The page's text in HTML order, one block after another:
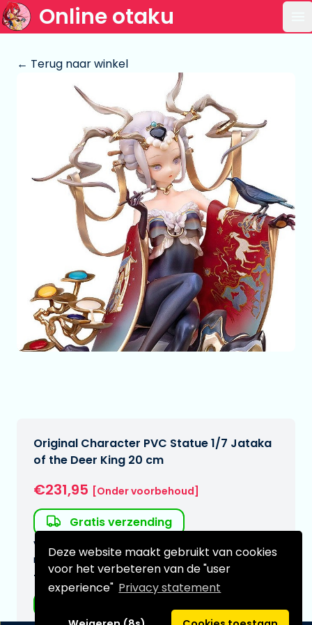
Deze website maakt gebruikt van cookies
voor het verbeteren van de "user
experience" Privacy statement
Online otaku
← Terug naar winkel
Original Character PVC Statue 1/7 Jataka
of the Deer King 20 cm
€231,95 [Onder voorbehoud]
Gratis verzending
Verwachtte leverdatum:
n.v.t.
Type: